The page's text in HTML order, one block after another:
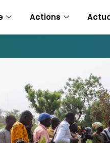
Actions